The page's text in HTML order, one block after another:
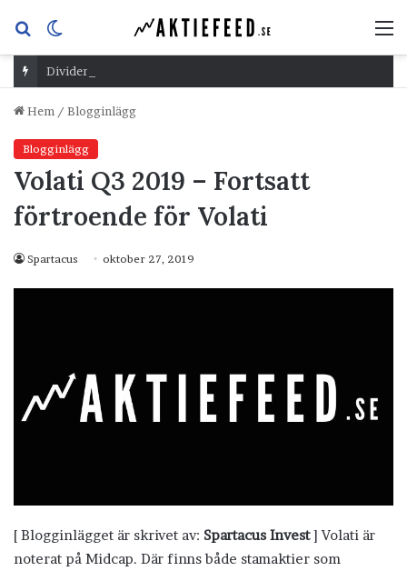
Sök
efterskin
Dividend Overshoot Day
Hem / Blogginlägg
Blogginlägg
Volati Q3 2019 – Fortsatt
förtroende för Volati
Spartacus oktober 27, 2019
[ Blogginlägget är skrivet av: Spartacus Invest] Volati är
noterat på Midcap. Där finns både stamaktier som